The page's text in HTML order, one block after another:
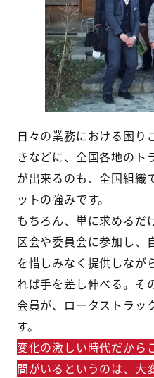
日々の業務における困り
きなどに、全国各地のト
が出来るのも、全国組織
ットの強みです。
もちろん、単に求めるだ
区会や委員会に参加し、
を惜しみなく提供しなが
れば手を差し伸べる。そ
会員が、ロータストラッ
す。
変化の激しい時代だから
間がいるというのは、大